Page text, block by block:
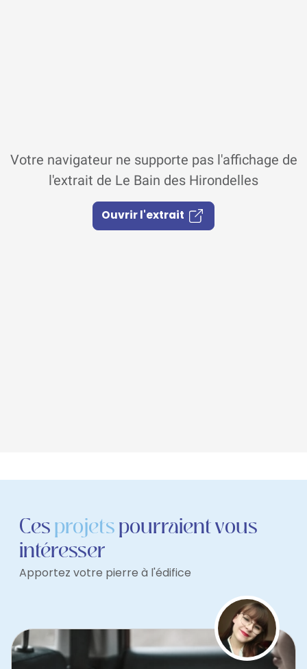
Votre navigateur ne supporte pas l'affichage de
l'extrait de Le Bain des Hirondelles
Ouvrir l'extrait
Cesprojetspourraient vous
intéresser
Apportez votre pierre à l'édifice